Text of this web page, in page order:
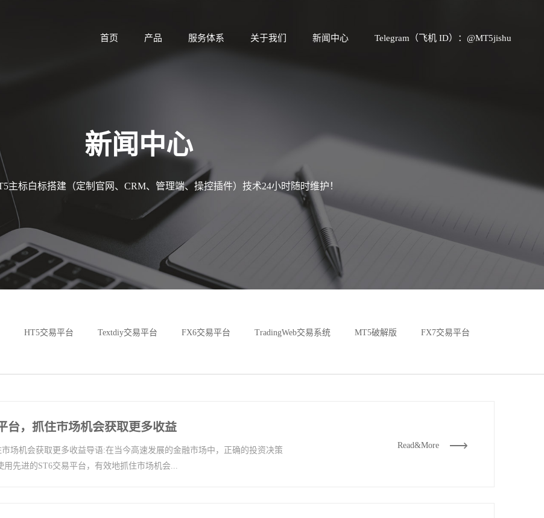
首页 产品 服务体系 关于我们 新闻中心 Telegram（飞机 ID）：@MT5jishu
新闻中心
主标白标搭建（定制官网、CRM、管理端、操控插件）技术24小时随时维护！
HT5交易平台 Textdiy交易平台 FX6交易平台 TradingWeb交易系统 MT5破解版 FX7交易平台
台，抓住市场机会获取更多收益
场机会获取更多收益导语:在当今高速发展的金融市场中，正确的投资决策
先进的ST6交易平台，有效地抓住市场机会...
Read&More